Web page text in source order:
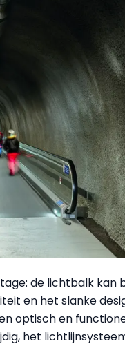
de lichtbalk kan
en het slanke
optisch en
het